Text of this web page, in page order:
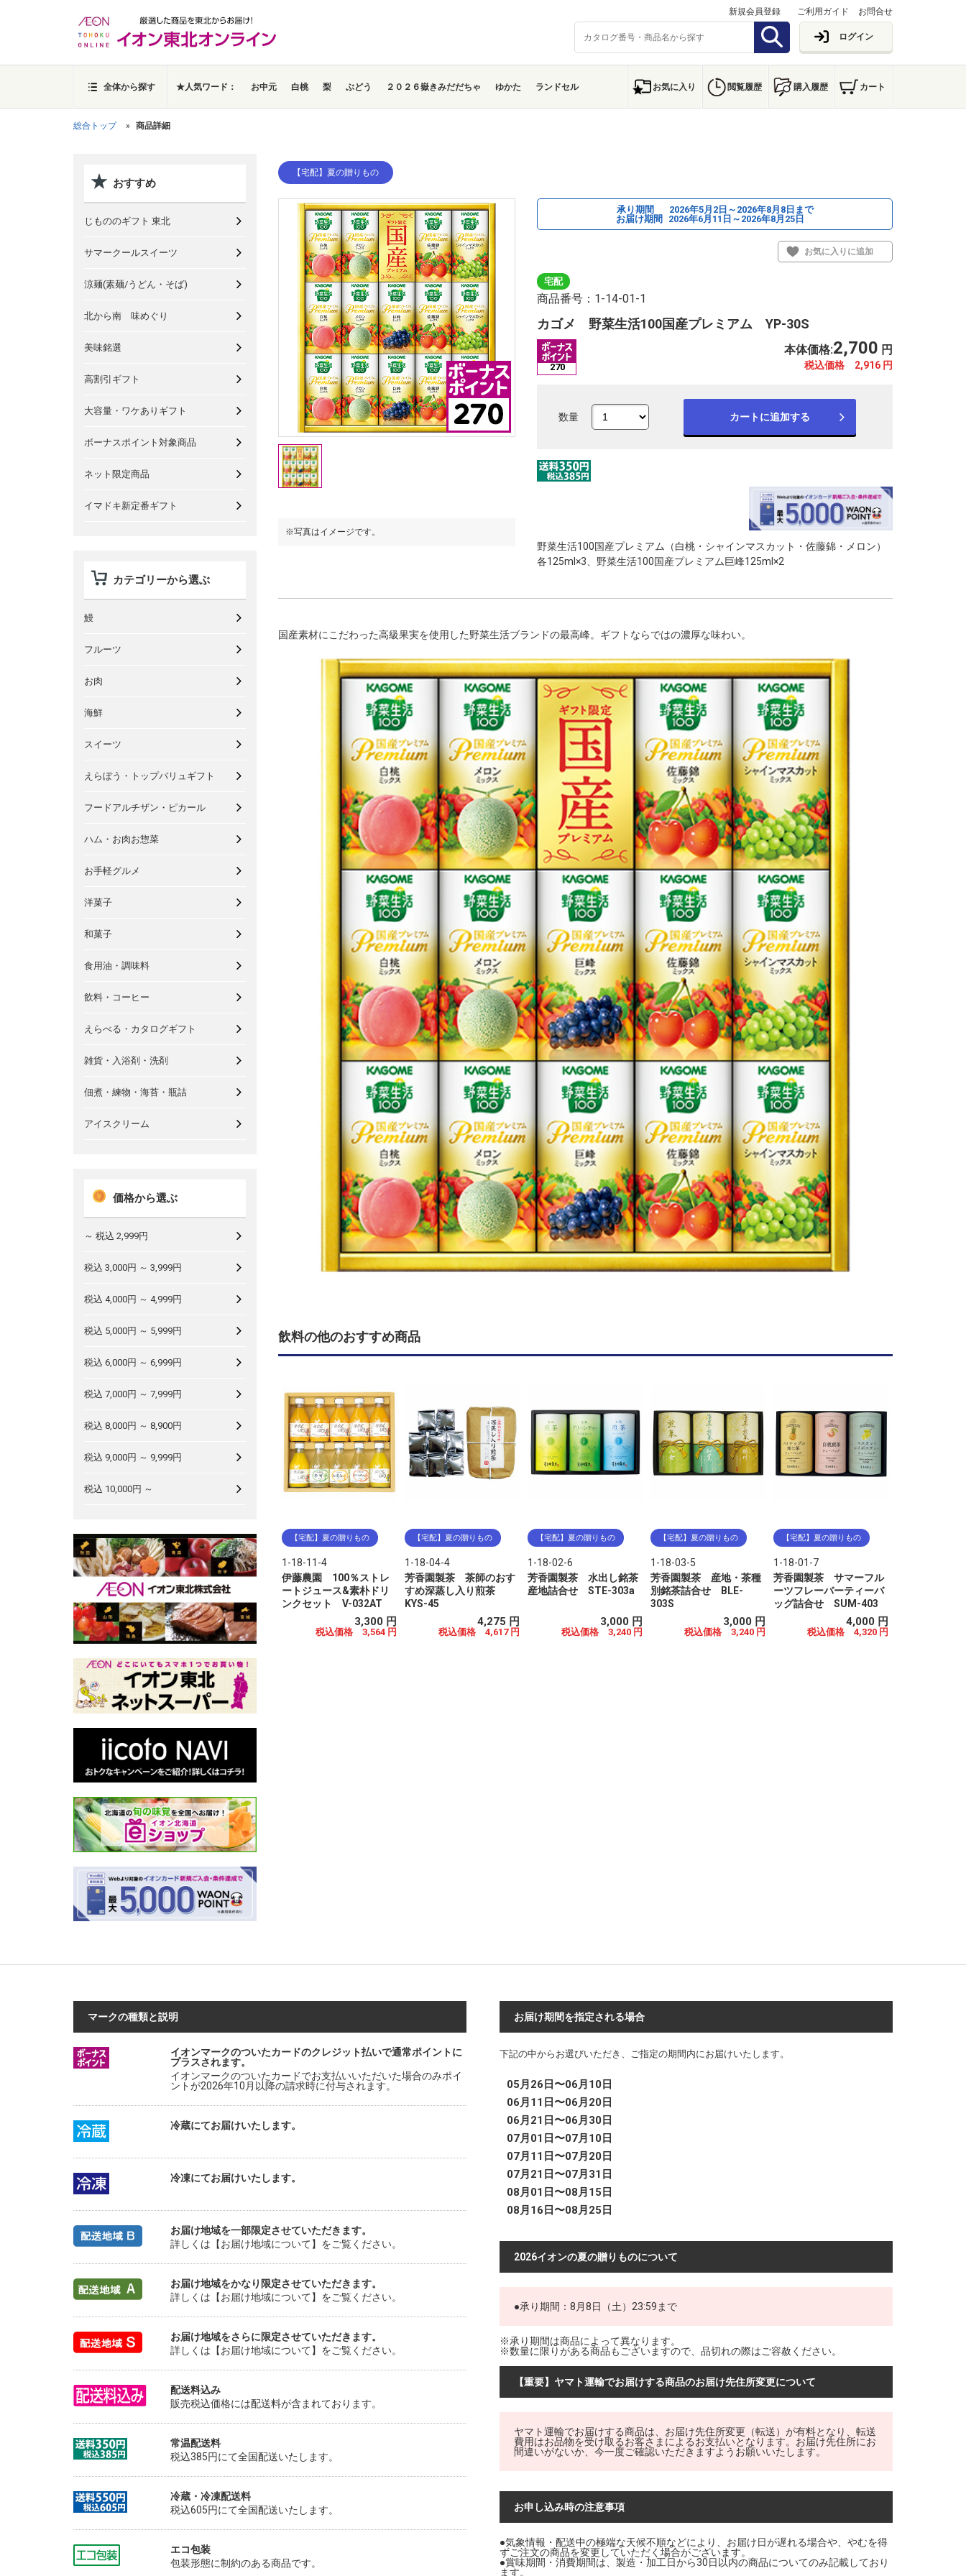
新規会員登録 ご利用ガイド お問合せ
ログイン
全体から探す ★人気ワード： お中元 白桃 梨 ぶどう ２０２６嶽きみだだちゃ ゆかた ランドセル お気に入り 閲覧履歴 購入履歴 カート
総合トップ 商品詳細
おすすめ
じもののギフト 東北
サマークールスイーツ
涼麺(素麺/うどん・そば)
北から南 味めぐり
美味銘選
高割引ギフト
大容量・ワケありギフト
ボーナスポイント対象商品
ネット限定商品
イマドキ新定番ギフト
カテゴリーから選ぶ
鰻
フルーツ
お肉
海鮮
スイーツ
えらぼう・トップバリュギフト
フードアルチザン・ピカール
ハム・お肉お惣菜
お手軽グルメ
洋菓子
和菓子
食用油・調味料
飲料・コーヒー
えらべる・カタログギフト
雑貨・入浴剤・洗剤
佃煮・練物・海苔・瓶詰
アイスクリーム
価格から選ぶ
～ 税込 2,999円
税込 3,000円 ～ 3,999円
税込 4,000円 ～ 4,999円
税込 5,000円 ～ 5,999円
税込 6,000円 ～ 6,999円
税込 7,000円 ～ 7,999円
税込 8,000円 ～ 8,900円
税込 9,000円 ～ 9,999円
税込 10,000円 ～
【宅配】夏の贈りもの
※写真はイメージです。
承り期間
2026年5月2日～2026年8月8日まで
お届け期間
2026年6月11日～2026年8月25日
お気に入りに追加
宅配
商品番号：1-14-01-1
カゴメ 野菜生活100国産プレミアム YP-30S
270
本体価格:2,700 円
税込価格 2,916 円
数量 カートに追加する
野菜生活100国産プレミアム（白桃・シャインマスカット・佐藤錦・メロン）
各125ml×3、野菜生活100国産プレミアム巨峰125ml×2
国産素材にこだわった高級果実を使用した野菜生活ブランドの最高峰。ギフトならではの濃厚な味わい。
飲料の他のおすすめ商品
【宅配】夏の贈りもの
1-18-11-4
伊藤農園 100％ストレ
ートジュース&素朴ドリ
ンクセット V-032AT
3,300 円
税込価格 3,564 円
【宅配】夏の贈りもの
1-18-04-4
芳香園製茶 茶師のおす
すめ深蒸し入り煎茶
KYS-45
4,275 円
税込価格 4,617 円
【宅配】夏の贈りもの
1-18-02-6
芳香園製茶 水出し銘茶
産地詰合せ STE-303a
3,000 円
税込価格 3,240 円
【宅配】夏の贈りもの
1-18-03-5
芳香園製茶 産地・茶種
別銘茶詰合せ BLE-
303S
3,000 円
税込価格 3,240 円
【宅配】夏の贈りもの
1-18-01-7
芳香園製茶 サマーフル
ーツフレーバーティーバ
ッグ詰合せ SUM-403
4,000 円
税込価格 4,320 円
マークの種類と説明
イオンマークのついたカードのクレジット払いで通常ポイントに
プラスされます。
イオンマークのついたカードでお支払いいただいた場合のみポイ
ントが2026年10月以降の請求時に付与されます。
冷蔵にてお届けいたします。
冷凍にてお届けいたします。
お届け地域を一部限定させていただきます。
詳しくは【お届け地域について】をご覧ください。
お届け地域をかなり限定させていただきます。
詳しくは【お届け地域について】をご覧ください。
お届け地域をさらに限定させていただきます。
詳しくは【お届け地域について】をご覧ください。
配送料込み
販売税込価格には配送料が含まれております。
常温配送料
税込385円にて全国配送いたします。
冷蔵・冷凍配送料
税込605円にて全国配送いたします。
エコ包装
包装形態に制約のある商品です。
お届け期間を指定される場合
下記の中からお選びいただき、ご指定の期間内にお届けいたします。
05月26日〜06月10日
06月11日〜06月20日
06月21日〜06月30日
07月01日〜07月10日
07月11日〜07月20日
07月21日〜07月31日
08月01日〜08月15日
08月16日〜08月25日
2026イオンの夏の贈りものについて
●承り期間：8月8日（土）23:59まで
※承り期間は商品によって異なります。
※数量に限りがある商品もございますので、品切れの際はご容赦ください。
【重要】ヤマト運輸でお届けする商品のお届け先住所変更について
ヤマト運輸でお届けする商品は、お届け先住所変更（転送）が有料となり、転送
費用はお品物を受け取るお客さまによるお支払いとなります。お届け先住所にお
間違いがないか、今一度ご確認いただきますようお願いいたします。
お申し込み時の注意事項
●気象情報・配送中の極端な天候不順などにより、お届け日が遅れる場合や、やむを得
ずご注文の商品を変更していただく場合がございます。
●賞味期間・消費期間は、製造・加工日から30日以内の商品についてのみ記載しており
ます。